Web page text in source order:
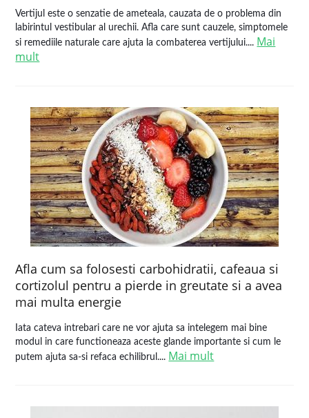
Vertijul este o senzatie de ameteala, cauzata de o problema din
labirintul vestibular al urechii. Afla care sunt cauzele, simptomele
si remediile naturale care ajuta la combaterea vertijului.... Mai
mult
Afla cum sa folosesti carbohidratii, cafeaua si
cortizolul pentru a pierde in greutate si a avea
mai multa energie
Iata cateva intrebari care ne vor ajuta sa intelegem mai bine
modul in care functioneaza aceste glande importante si cum le
putem ajuta sa-si refaca echilibrul.... Mai mult